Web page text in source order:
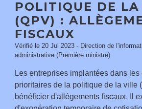
POLITIQUE DE
(QPV) :
FISCAUX
Vérifié le 20 Jul 2023 - Direction de
administrative (Première ministre)
Les entreprises implantées dans les
prioritaires de la politique de la ville
bénéficier d'allégements fiscaux. Il